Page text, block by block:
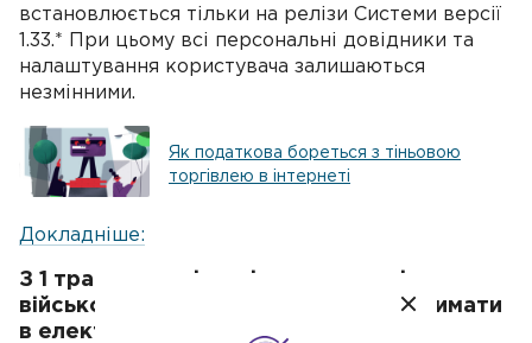
встановлюється тільки на релізи Системи версії
1.33.* При цьому всі персональні довідники та
налаштування користувача залишаються
незмінними.
Як податкова бореться з тіньовою
торгівлею в інтернеті
Докладніше:
З 1 травня дозвіл на імпорт товарів
військового призначення можна отримати
в електронній формі.